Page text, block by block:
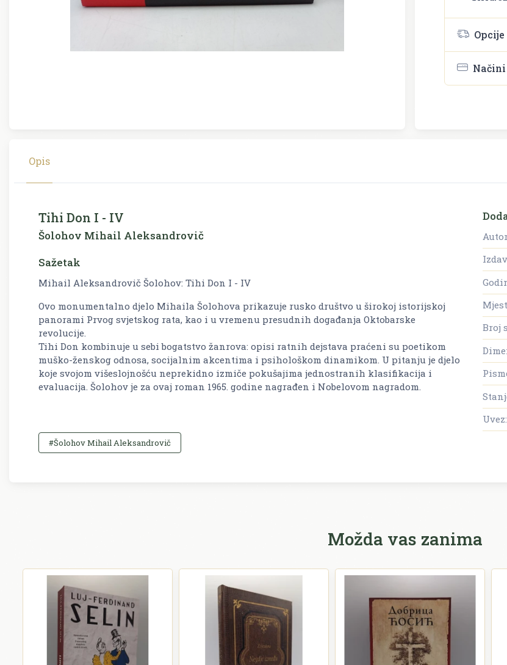
Opis
Tihi Don I - IV
Šolohov Mihail Aleksandrovič
Sažetak
Mihail Aleksandrovič Šolohov: Tihi Don I - IV
Ovo monumentalno djelo Mihaila Šolohova prikazuje rusko društvo u širokoj istorijskoj
panorami Prvog svjetskog rata, kao i u vremenu presudnih događanja Oktobarske
revolucije.
Tihi Don kombinuje u sebi bogatstvo žanrova: opisi ratnih dejstava praćeni su poetikom
muško-ženskog odnosa, socijalnim akcentima i psihološkom dinamikom. U pitanju je djelo
koje svojom višeslojnošću neprekidno izmiče pokušajima jednostranih klasifikacija i
evaluacija. Šolohov je za ovaj roman 1965. godine nagrađen i Nobelovom nagradom.
#Šolohov Mihail Aleksandrovič
Broj
Uvez:
Možda vas zanima